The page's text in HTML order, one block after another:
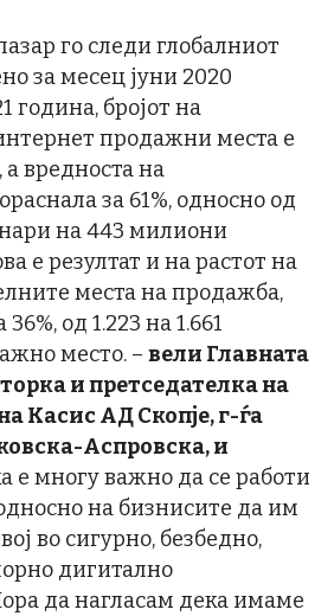
го следи глобалниот
за месец јуни 2020
година, бројот на
продажни места е
a вредноста на
за 61%, односно од
на 443 милиони
е резултат и на растот на
места на продажба,
од 1.223 на 1.661
место. – вели Главната
и претседателка на
Касис АД Скопје, г-ѓа
Аспровска, и
е многу важно да се работи
на бизнисите да им
во сигурно, безбедно,
дигитално
да нагласам дека имаме